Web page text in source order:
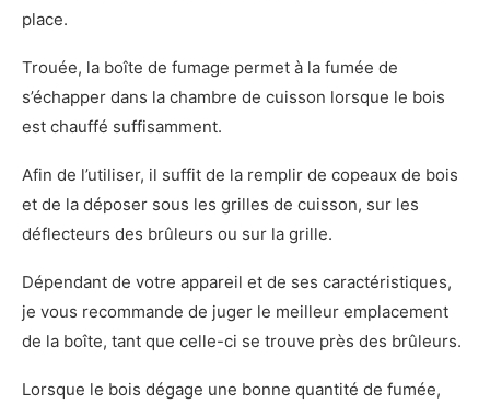
place.
Trouée, la boîte de fumage permet à la fumée de
s’échapper dans la chambre de cuisson lorsque le bois
est chauffé suffisamment.
Afin de l’utiliser, il suffit de la remplir de copeaux de bois
et de la déposer sous les grilles de cuisson, sur les
déflecteurs des brûleurs ou sur la grille.
Dépendant de votre appareil et de ses caractéristiques,
je vous recommande de juger le meilleur emplacement
de la boîte, tant que celle-ci se trouve près des brûleurs.
Lorsque le bois dégage une bonne quantité de fumée,